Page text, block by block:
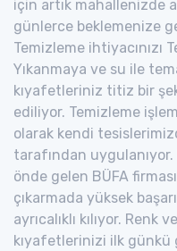
için artık mahallenizde
günlerce beklemenize
Temizleme ihtiyacınızı
Yıkanmaya ve su ile
kıyafetleriniz titiz bir
ediliyor. Temizleme
olarak kendi
tarafından
önde gelen BÜFA
çıkarmada yüksek
ayrıcalıklı kılıyor.
kıyafetlerinizi ilk günkü